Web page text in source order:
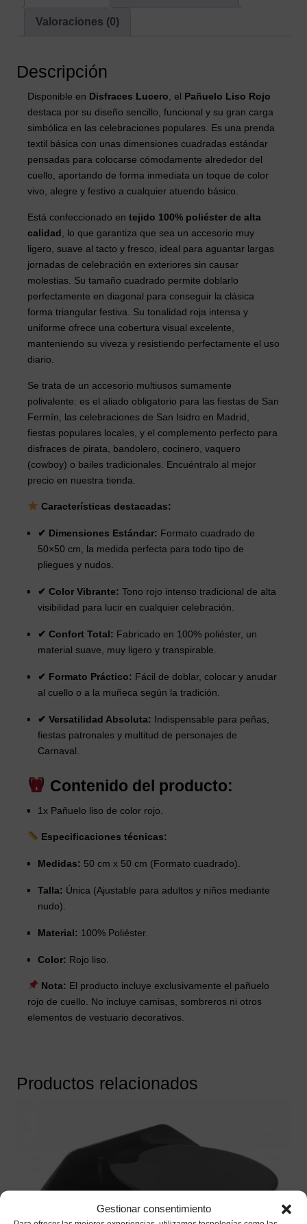
Gestionar consentimiento
Valoraciones (0)
Descripción
Disponible en Disfraces Lucero , el Pañuelo Liso Rojo
destaca por su diseño sencillo, funcional y su gran carga
simbólica en las celebraciones populares. Es una prenda
textil básica con unas dimensiones cuadradas estándar
pensadas para colocarse cómodamente alrededor del
cuello, aportando de forma inmediata un toque de color
vivo, alegre y festivo a cualquier atuendo básico.
Está confeccionado en tejido 100% poliéster de alta
calidad , lo que garantiza que sea un accesorio muy
ligero, suave al tacto y fresco, ideal para aguantar largas
jornadas de celebración en exteriores sin causar
molestias. Su tamaño cuadrado permite doblarlo
perfectamente en diagonal para conseguir la clásica
forma triangular festiva. Su tonalidad roja intensa y
uniforme ofrece una cobertura visual excelente,
manteniendo su viveza y resistiendo perfectamente el uso
diario.
Se trata de un accesorio multiusos sumamente
polivalente: es el aliado obligatorio para las fiestas de San
Fermín, las celebraciones de San Isidro en Madrid,
fiestas populares locales, y el complemento perfecto para
disfraces de pirata, bandolero, cocinero, vaquero
(cowboy) o bailes tradicionales. Encuéntralo al mejor
precio en nuestra tienda.
Características destacadas:
✔ Dimensiones Estándar: Formato cuadrado de
50×50 cm, la medida perfecta para todo tipo de
pliegues y nudos.
✔ Color Vibrante: Tono rojo intenso tradicional de alta
visibilidad para lucir en cualquier celebración.
✔ Confort Total: Fabricado en 100% poliéster, un
material suave, muy ligero y transpirable.
✔ Formato Práctico: Fácil de doblar, colocar y anudar
al cuello o a la muñeca según la tradición.
✔ Versatilidad Absoluta: Indispensable para peñas,
fiestas patronales y multitud de personajes de
Carnaval.
Contenido del producto:
1x Pañuelo liso de color rojo.
Especificaciones técnicas:
Medidas: 50 cm x 50 cm (Formato cuadrado).
Talla: Única (Ajustable para adultos y niños mediante
nudo).
Material: 100% Poliéster.
Color: Rojo liso.
Nota: El producto incluye exclusivamente el pañuelo
rojo de cuello. No incluye camisas, sombreros ni otros
elementos de vestuario decorativos.
Productos relacionados